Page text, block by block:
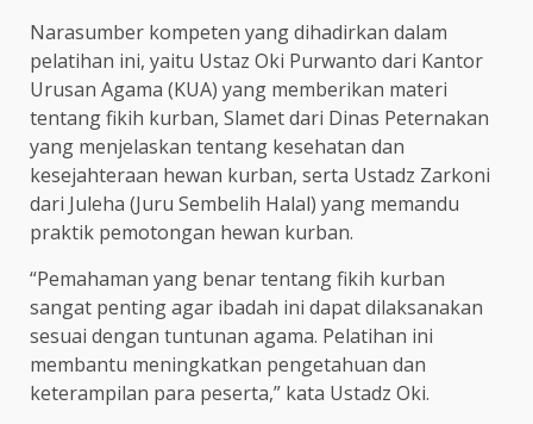
Narasumber kompeten yang dihadirkan dalam
pelatihan ini, yaitu Ustaz Oki Purwanto dari Kantor
Urusan Agama (KUA) yang memberikan materi
tentang fikih kurban, Slamet dari Dinas Peternakan
yang menjelaskan tentang kesehatan dan
kesejahteraan hewan kurban, serta Ustadz Zarkoni
dari Juleha (Juru Sembelih Halal) yang memandu
praktik pemotongan hewan kurban.
“Pemahaman yang benar tentang fikih kurban
sangat penting agar ibadah ini dapat dilaksanakan
sesuai dengan tuntunan agama. Pelatihan ini
membantu meningkatkan pengetahuan dan
keterampilan para peserta,” kata Ustadz Oki.